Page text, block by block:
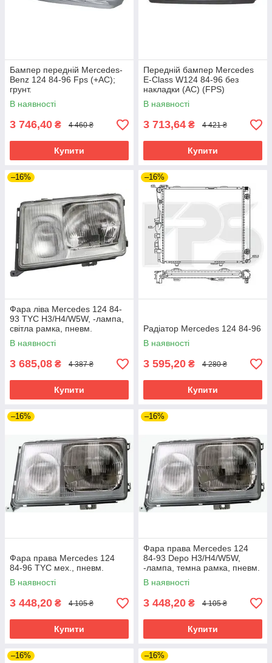
Бампер передній Mercedes-
Benz 124 84-96 Fps (+AC);
грунт.
В наявності
3 746,40 ₴ 4 460 ₴
Купити
Передній бампер Mercedes
E-Class W124 84-96 без
накладки (AC) (FPS)
В наявності
3 713,64 ₴ 4 421 ₴
Купити
–16%
Фара ліва Mercedes 124 84-
93 TYC H3/H4/W5W, -лампа,
світла рамка, пневм.
В наявності
3 685,08 ₴ 4 387 ₴
Купити
–16%
Радіатор Mercedes 124 84-96
В наявності
3 595,20 ₴ 4 280 ₴
Купити
–16%
Фара права Mercedes 124
84-96 TYC мех., пневм.
В наявності
3 448,20 ₴ 4 105 ₴
Купити
–16%
Фара права Mercedes 124
84-93 Depo H3/H4/W5W,
-лампа, темна рамка, пневм.
В наявності
3 448,20 ₴ 4 105 ₴
Купити
–16% –16%